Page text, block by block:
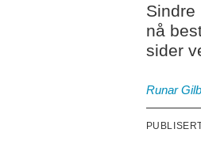
Sindre
nå
sider
Runar